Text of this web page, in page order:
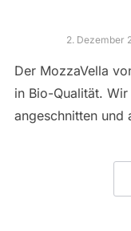
2. Dezember
Der MozzaVella
in Bio-Qualität.
angeschnitten und